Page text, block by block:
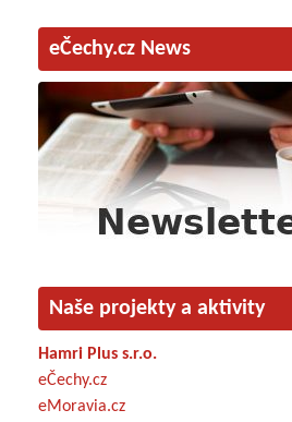
eČechy.cz News
Naše projekty a aktivity
Hamri Plus s.r.o.
eČechy.cz
eMoravia.cz